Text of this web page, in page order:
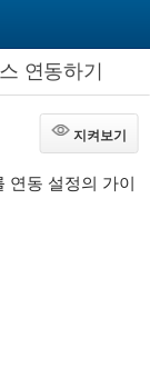
연동하기
지켜보기
지켜보기
연동 설정의 가이